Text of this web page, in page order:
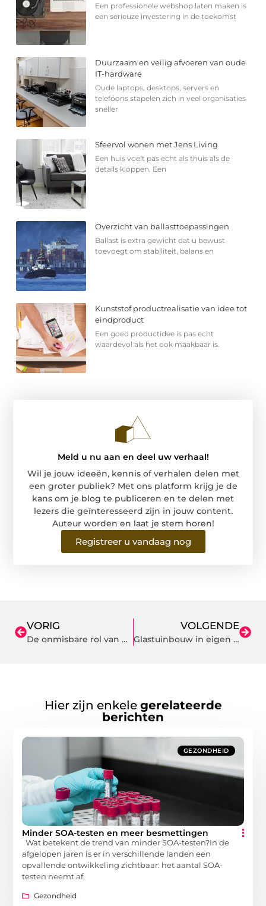
Een professionele webshop laten maken is
een serieuze investering in de toekomst
Duurzaam en veilig afvoeren van oude
IT-hardware
Oude laptops, desktops, servers en
telefoons stapelen zich in veel organisaties
sneller
Sfeervol wonen met Jens Living
Een huis voelt pas echt als thuis als de
details kloppen. Een
Overzicht van ballasttoepassingen
Ballast is extra gewicht dat u bewust
toevoegt om stabiliteit, balans en
Kunststof productrealisatie van idee tot
eindproduct
Een goed productidee is pas echt
waardevol als het ook maakbaar is.
Meld u nu aan en deel uw verhaal!
Wil je jouw ideeën, kennis of verhalen delen met
een groter publiek? Met ons platform krijg je de
kans om je blog te publiceren en te delen met
lezers die geïnteresseerd zijn in jouw content.
Auteur worden en laat je stem horen!
Registreer u vandaag nog
VORIG
De onmisbare rol van de bouwkundig constructeur bij funderingsherstel
VOLGENDE
Glastuinbouw in eigen tuin: één aanspreekpunt voor het volledige traject
Hier zijn enkele gerelateerde
berichten
GEZONDHEID
Minder SOA-testen en meer besmettingen
Wat betekent de trend van minder SOA-testen?In de
afgelopen jaren is er in verschillende landen een
opvallende ontwikkeling zichtbaar: het aantal SOA-
testen neemt af,
Gezondheid